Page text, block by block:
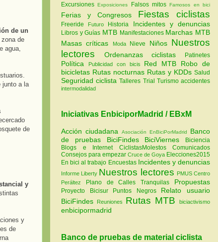
de un
de
agua,
junto a la
de
y
y
de
ExcursionesExposiciones Falsos mitosFamosos en bici
Ferias y Congresos Fiestas ciclistas
Freeride Futuro Historia Incidentes y denuncias
Libros y Guías MTB Manifestaciones Marchas MTB
Masas críticas
Moda Nieve Niños Nuestros
lectores
Ordenanzas ciclistas Patinetes
Política Publicidad con bicis Red MTB Robo de
bicicletas Rutas nocturnas Rutas y KDDs Salud
Seguridad ciclistaTalleres Trial Turismoaccidentes
intermodalidad
Iniciativas EnbiciporMadrid / EBxM
Acción ciudadana Asociación EnBiciPorMadrid
Banco
de pruebas
BiciFindes BiciViernes
Biciencia
Blogs e Internet
CiclistasMolestos
Comunicados
Consejos para empezar Cruce de Goya Elecciones2015
En bici al trabajo Encuestas Incidentes y denuncias
Informe Liberty Nuestros lectores
PMUS Centro
Peráltez
Plano de Calles Tranquilas Propuestas
Proyecto Bicisur Puntos Negros
Relato usuario
BiciFindes
Reuniones Rutas MTB biciactivismo
enbicipormadrid
Banco de pruebas de material ciclista